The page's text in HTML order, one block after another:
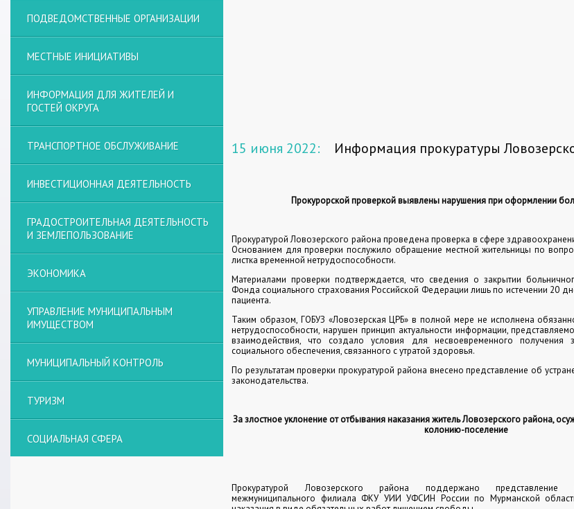
15 июня 2022: Информация прокуратуры
Прокурорской проверкой выявлены нарушения при оформлении
Прокуратурой Ловозерского района проведена проверка в сфере
Основанием для проверки послужило обращение местной жительницы по
листка временной нетрудоспособности.
Материалами проверки подтверждается, что сведения о закрытии
Фонда социального страхования Российской Федерации лишь по истечении 20
пациента.
Таким образом, ГОБУЗ «Ловозерская ЦРБ» в полной мере не исполнена
нетрудоспособности, нарушен принцип актуальности информации,
взаимодействия, что создало условия для несвоевременного получения
социального обеспечения, связанного с утратой здоровья.
По результатам проверки прокуратурой района внесено представление об
законодательства.
За злостное уклонение от отбывания наказания житель Ловозерского района,
колонию-поселение
Прокуратурой Ловозерского района поддержано представление
межмуниципального филиала ФКУ УИИ УФСИН России по Мурманской
ПОДВЕДОМСТВЕННЫЕ ОРГАНИЗАЦИИ
МЕСТНЫЕ ИНИЦИАТИВЫ
ИНФОРМАЦИЯ ДЛЯ ЖИТЕЛЕЙ И
ГОСТЕЙ ОКРУГА
ТРАНСПОРТНОЕ ОБСЛУЖИВАНИЕ
ИНВЕСТИЦИОННАЯ ДЕЯТЕЛЬНОСТЬ
ГРАДОСТРОИТЕЛЬНАЯ ДЕЯТЕЛЬНОСТЬ
И ЗЕМЛЕПОЛЬЗОВАНИЕ
ЭКОНОМИКА
УПРАВЛЕНИЕ МУНИЦИПАЛЬНЫМ
ИМУЩЕСТВОМ
МУНИЦИПАЛЬНЫЙ КОНТРОЛЬ
ТУРИЗМ
СОЦИАЛЬНАЯ СФЕРА